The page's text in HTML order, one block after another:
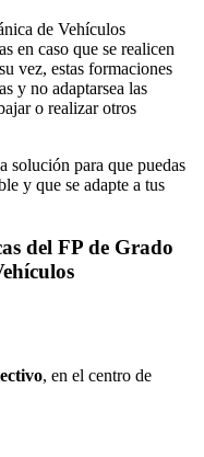
de Vehículos
en caso que se realicen
vez, estas formaciones
y no adaptarsea las
o realizar otros
solución para que puedas
y que se adapte a tus
del FP de Grado
, en el centro de